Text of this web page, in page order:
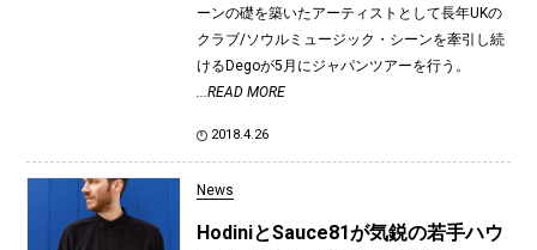
ーンの礎を築いたアーティストとして長年UKの
クラブ/ソウルミュージック・シーンを牽引し続
けるDegoが5月にジャパンツアーを行う。
...READ MORE
2018.4.26
News
HodiniとSauce81が気鋭の若手ハウ